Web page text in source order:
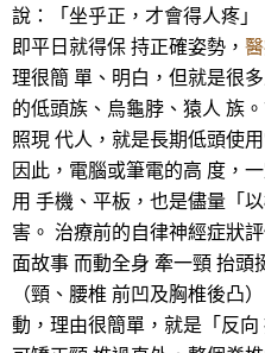
說：「坐乎正，才會得人疼
即平日就得保 持正確姿勢，
理很簡 單、明白，但就是很
的低頭族、烏龜脖、猿人 族
照現 代人，就是長期低頭使
因此，電腦或筆電的高 度，
用 手機、平板，也是儘量「
害。 治療前的自律神經症狀
面故事 而動全身 牽一頸 抬頭
（頸、腰椎 前凹及胸椎後凸
動，理由很簡單，就是「反